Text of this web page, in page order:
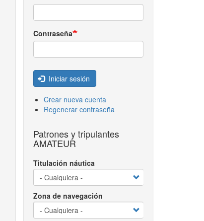
Contraseña
Iniciar sesión
Crear nueva cuenta
Regenerar contraseña
Patrones y tripulantes
AMATEUR
Titulación náutica
Zona de navegación